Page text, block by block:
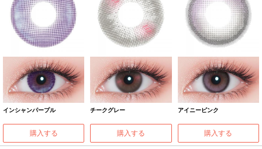
インシャンパープル
購入する
チークグレー
購入する
アイニーピンク
購入する